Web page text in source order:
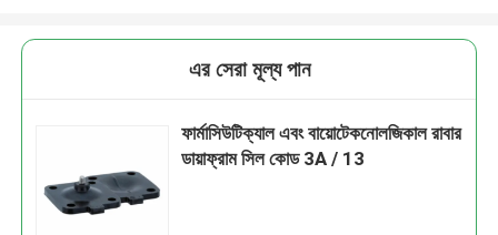
এর সেরা মূল্য পান
ফার্মাসিউটিক্যাল এবং বায়োটেকনোলজিকাল রাবার
ডায়াফ্রাম সিল কোড 3A / 13